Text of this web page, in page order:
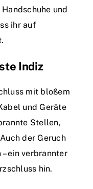
und
ihr auf
Indiz
mit bloßem
und Geräte
Stellen,
der Geruch
ein verbrannter
hin.